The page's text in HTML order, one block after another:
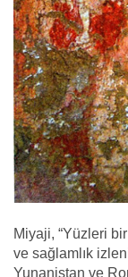
Miyaji, “Yüzleri
ve sağlamlık
Yunanistan ve